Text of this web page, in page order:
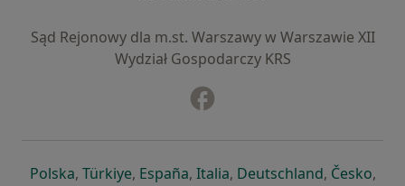
Sąd Rejonowy dla m.st. Warszawy w Warszawie XII
Wydział Gospodarczy KRS
Polskaotwiera się w nowej karcie
, Türkiyeotwiera się w nowej karcie
, Españaotwiera się w nowej karcie
, Italiaotwiera się w nowej
, Deutschlandotwiera się
, Česko,